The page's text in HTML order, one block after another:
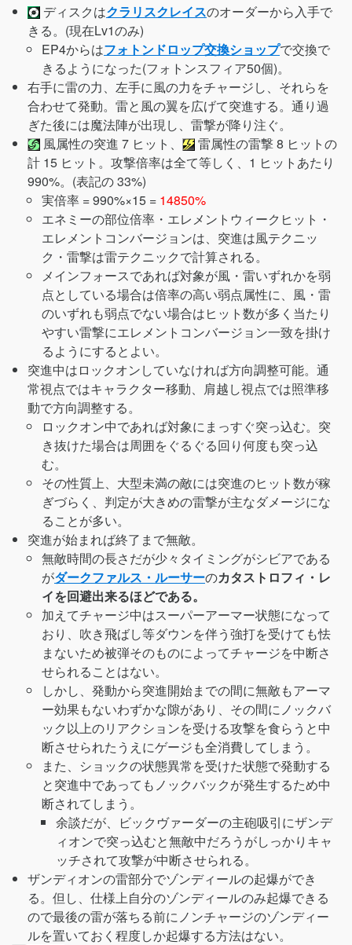
ディスクはクラリスクレイスのオーダーから入手で
きる。(現在Lv1のみ)
EP4からはフォトンドロップ交換ショップで交換で
きるようになった(フォトンスフィア50個)。
右手に雷の力、左手に風の力をチャージし、それらを
合わせて発動。雷と風の翼を広げて突進する。通り過
ぎた後には魔法陣が出現し、雷撃が降り注ぐ。
風属性の突進 7 ヒット、
雷属性の雷撃 8 ヒットの
計 15 ヒット。攻撃倍率は全て等しく、1 ヒットあたり
990%。(表記の 33%)
実倍率 = 990%×15 = 14850%
エネミーの部位倍率・エレメントウィークヒット・
エレメントコンバージョンは、突進は風テクニッ
ク・雷撃は雷テクニックで計算される。
メインフォースであれば対象が風・雷いずれかを弱
点としている場合は倍率の高い弱点属性に、風・雷
のいずれも弱点でない場合はヒット数が多く当たり
やすい雷撃にエレメントコンバージョン一致を掛け
るようにするとよい。
突進中はロックオンしていなければ方向調整可能。通
常視点ではキャラクター移動、肩越し視点では照準移
動で方向調整する。
ロックオン中であれば対象にまっすぐ突っ込む。突
き抜けた場合は周囲をぐるぐる回り何度も突っ込
む。
その性質上、大型未満の敵には突進のヒット数が稼
ぎづらく、判定が大きめの雷撃が主なダメージにな
ることが多い。
突進が始まれば終了まで無敵。
無敵時間の長さだが少々タイミングがシビアである
がダークファルス・ルーサーのカタストロフィ・レ
イを回避出来るほどである。
加えてチャージ中はスーパーアーマー状態になって
おり、吹き飛ばし等ダウンを伴う強打を受けても怯
まないため被弾そのものによってチャージを中断さ
せられることはない。
しかし、発動から突進開始までの間に無敵もアーマ
ー効果もないわずかな隙があり、その間にノックバ
ック以上のリアクションを受ける攻撃を食らうと中
断させられたうえにゲージも全消費してしまう。
また、ショックの状態異常を受けた状態で発動する
と突進中であってもノックバックが発生するため中
断されてしまう。
余談だが、ビックヴァーダーの主砲吸引にザンデ
ィオンで突っ込むと無敵中だろうがしっかりキャ
ッチされて攻撃が中断させられる。
ザンディオンの雷部分でゾンディールの起爆ができ
る。但し、仕様上自分のゾンディールのみ起爆できる
ので最後の雷が落ちる前にノンチャージのゾンディー
ルを置いておく程度しか起爆する方法はない。